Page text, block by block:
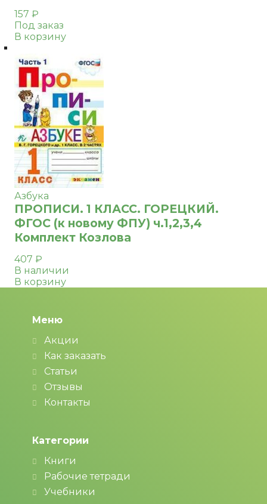
157 ₽
Под заказ
В корзину
Азбука
ПРОПИСИ. 1 КЛАСС. ГОРЕЦКИЙ.
ФГОС (к новому ФПУ) ч.1,2,3,4
Комплект Козлова
407 ₽
В наличии
В корзину
Меню
Акции
Как заказать
Статьи
Отзывы
Контакты
Категории
Книги
Рабочие тетради
Учебники